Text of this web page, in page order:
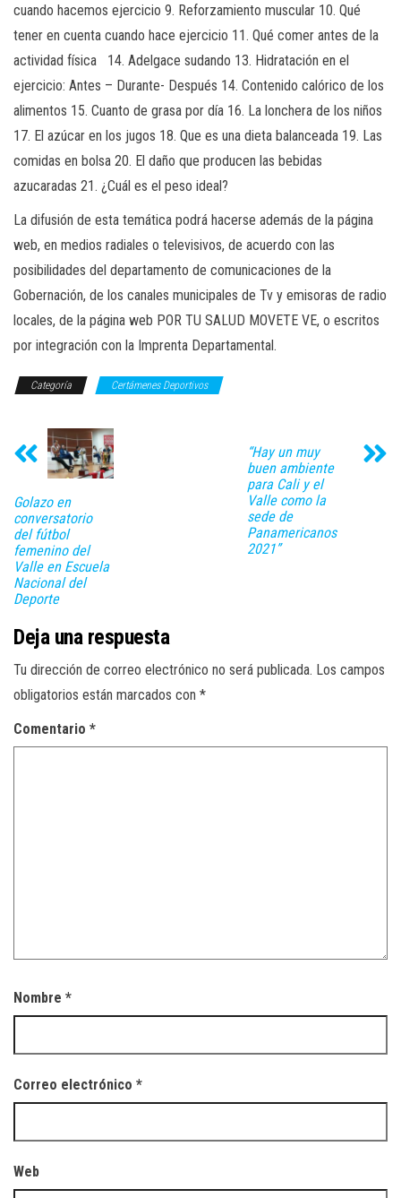
cuando hacemos ejercicio 9. Reforzamiento muscular 10. Qué
tener en cuenta cuando hace ejercicio 11. Qué comer antes de la
actividad física 14. Adelgace sudando 13. Hidratación en el
ejercicio: Antes – Durante- Después 14. Contenido calórico de los
alimentos 15. Cuanto de grasa por día 16. La lonchera de los niños
17. El azúcar en los jugos 18. Que es una dieta balanceada 19. Las
comidas en bolsa 20. El daño que producen las bebidas
azucaradas 21. ¿Cuál es el peso ideal?
La difusión de esta temática podrá hacerse además de la página
web, en medios radiales o televisivos, de acuerdo con las
posibilidades del departamento de comunicaciones de la
Gobernación, de los canales municipales de Tv y emisoras de radio
locales, de la página web POR TU SALUD MOVETE VE, o escritos
por integración con la Imprenta Departamental.
Categoría Certámenes Deportivos
Golazo en
conversatorio
del fútbol
femenino del
Valle en Escuela
Nacional del
Deporte
“Hay un muy
buen ambiente
para Cali y el
Valle como la
sede de
Panamericanos
2021”
Deja una respuesta
Tu dirección de correo electrónico no será publicada. Los campos
obligatorios están marcados con *
Comentario *
Nombre *
Correo electrónico *
Web